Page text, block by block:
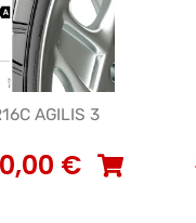
AGILIS 3
€